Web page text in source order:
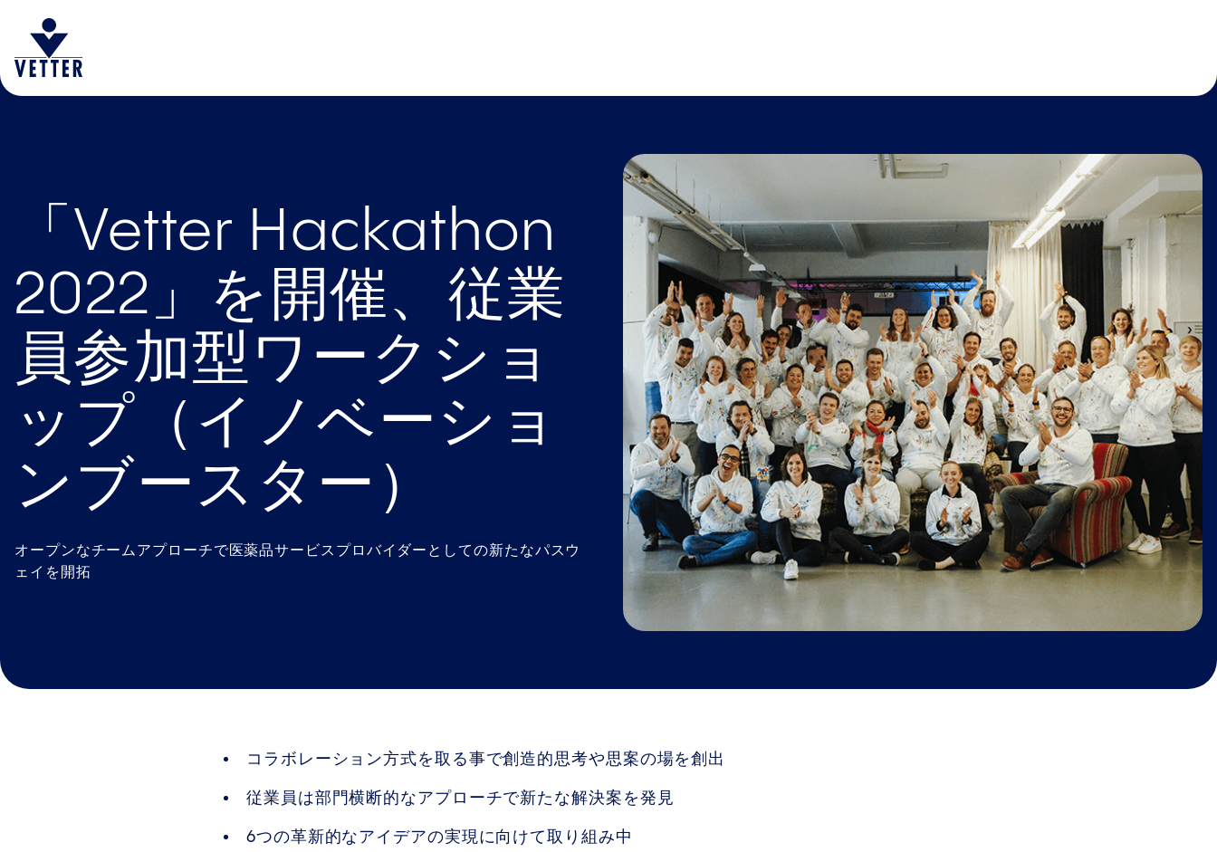
「Vetter Hackathon
2022」を開催、従業
員参加型ワークショ
ップ（イノベーショ
ンブースター）
オープンなチームアプローチで医薬品サービスプロバイダーとしての新たなパスウ
ェイを開拓
コラボレーション方式を取る事で創造的思考や思案の場を創出
従業員は部門横断的なアプローチで新たな解決案を発見
6つの革新的なアイデアの実現に向けて取り組み中